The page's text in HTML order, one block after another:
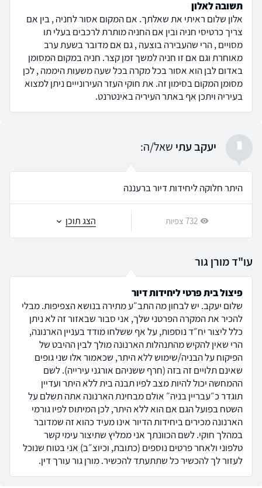
תשובה לאלון
אלון שלום ראיתי את שאלתך. אם המקום אסור לחניה , בין אם
צריך כרטיסי חניה ובין אם החניה מותרת לרכבים בעלי תו
מסויים , הרי שהעבירה בוצעה , גם אם מדובר בשעת ערב
מאוחרת וגם אם זו חניה למשך זמן קצר. חניה במקום המסומן
באדום לבן הוא אסור בכל מקרה בכל שעה משעות היממה , לכן
מסומן המקום בסימון זה. את חוקי העזר העירונייים ניתן למצוא
בעיריה ויתכן אף באתר העיריה באינטרנט.
י יעקב עתי שאל/ה:
היתר חלוקה ליחידות דיור ברעננה
732 צפיות הצג תוכן
עו"ד מורן גור
פיצול בית פרטי ליחידות דיור
שלום יעקב. יש לבחון מה התב״ע מתירה בנושא הצפיפות. מבלי
להכיר את המקרה הפרטני שלך, אני סבור שבאזור זה לא ניתן
כלל ליצור יח״ד נוספות, על אף ששלחו מודד בעניין הארנונה,
הרי שאין להקיש מהתנהלות הארנונה מולך לבין ההיבט של
הפיקוח על הבניה/שימוש ללא היתר, שכאמור אלו שני גופים
שאינם תלויים זה בזה (חרף ששניהם אורגני עירייה). לשם
ההמחשה יכול להיות מצב לפיו תבנה בית ללא היתר ועדיין
תוגדר כ״עבריין בניה״ אולם מבחינת הארנונה אתה תשלם על
השטח בפועל הגם אם הוא ללא היתר, לכן המיתוס לפיו גורמי
הארנונה מכירים ביחידות הדיור אינו מעיד כהוא זה שמדובר
במהלך חוקי. לשם הכוונתך אני ממליץ שתיצור עימי קשר
טלפוני ולאחר פרטים נוספים (כתובת, וכיוצ״ב) אני בטוח שנוכל
לעזור לך להכשיר כל שתתעתד להכשיר. מורן גור עורך דין.